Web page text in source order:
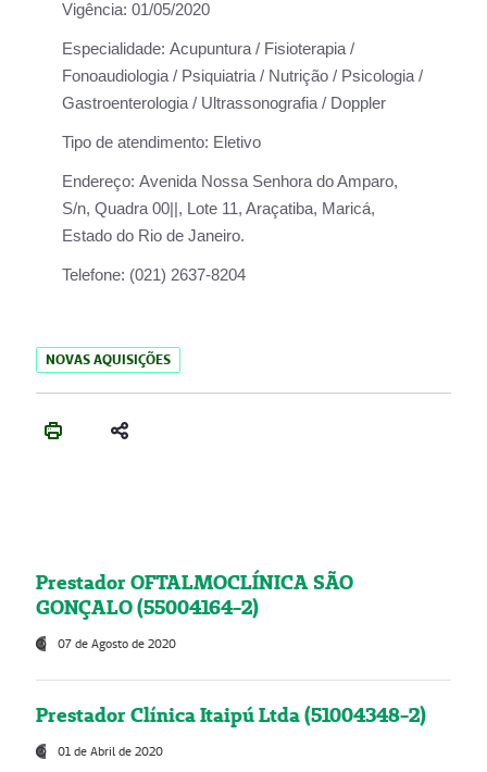
Vigência: 01/05/2020
Especialidade: Acupuntura / Fisioterapia /
Fonoaudiologia / Psiquiatria / Nutrição / Psicologia /
Gastroenterologia / Ultrassonografia / Doppler
Tipo de atendimento: Eletivo
Endereço: Avenida Nossa Senhora do Amparo,
S/n, Quadra 00||, Lote 11, Araçatiba, Maricá,
Estado do Rio de Janeiro.
Telefone: (021) 2637-8204
NOVAS AQUISIÇÕES
Prestador OFTALMOCLÍNICA SÃO
GONÇALO (55004164-2)
07 de Agosto de 2020
Prestador Clínica Itaipú Ltda (51004348-2)
01 de Abril de 2020